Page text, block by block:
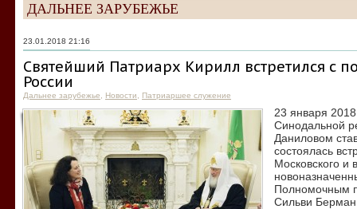
ДАЛЬНЕЕ ЗАРУБЕЖЬЕ
23.01.2018 21:16
Святейший Патриарх Кирилл встретился с
России
Дальнее зарубежье Новости Патриаршее служение
23 января
Синодальной
Даниловом
состоялась
Московского и
Полномочным
Сильви